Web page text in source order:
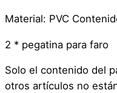
Material: PVC
2 * pegatina para faro
Solo el contenido del
otros artículos no